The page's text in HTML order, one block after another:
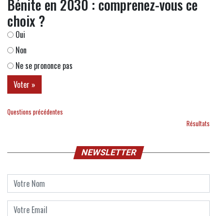
Bénite en 2030 : comprenez-vous ce
choix ?
Oui
Non
Ne se prononce pas
Questions précédentes
Résultats
NEWSLETTER